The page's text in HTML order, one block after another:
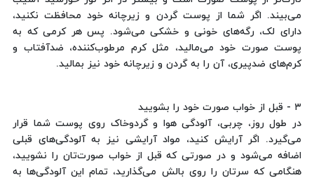
می‌بیند. اگر شما از پوست گردن و زیرچانه خود محافظت نکنید،
دارای لک، رگه‌های خونی و خشکی می‌شود. پس هر کرمی که به
پوست صورت خود می‌مالید، مثل کرم مرطوب‌کننده، ضدآفتاب و
کرم‌های ضدپیری، آن را به گردن و زیرچانه خود نیز بمالید.
۳ - قبل از خواب صورت خود را بشویید
در طول روز، چربی، آلودگی هوا و گردوخاک روی پوست شما قرار
می‌گیرد. اگر آرایش کنید، مواد آرایشی نیز به آلودگی‌های قبلی
اضافه می‌شود و در صورتی که قبل از خواب صورت‌تان را نشویید،
هنگامی که سرتان را روی بالش می‌گذارید، تمام این آلودگی‌ها به